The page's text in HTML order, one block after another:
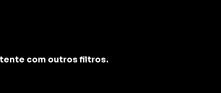
com outros filtros.